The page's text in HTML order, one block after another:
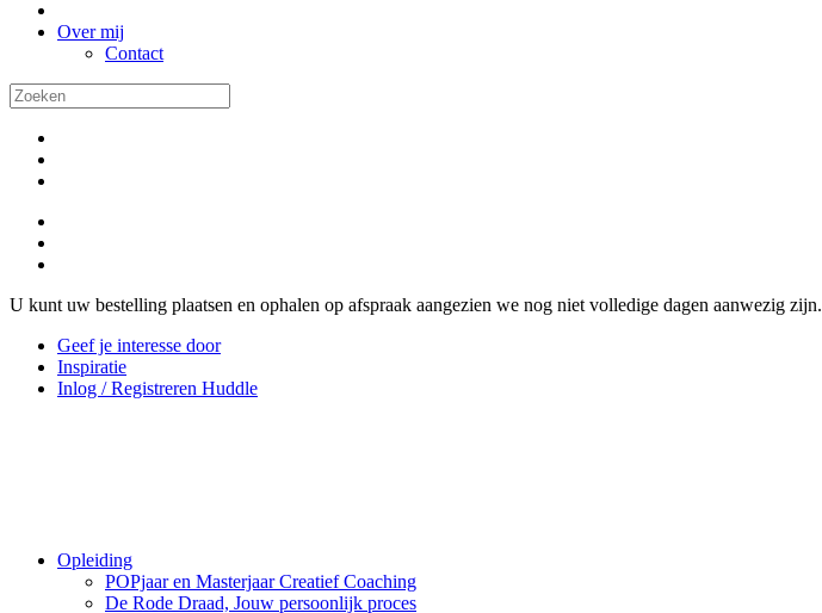
Over mij
Contact
U kunt uw bestelling plaatsen en ophalen op afspraak aangezien we nog niet volledige dagen aanwezig zijn.
Geef je interesse door
Inspiratie
Inlog / Registreren Huddle
Opleiding
POPjaar en Masterjaar Creatief Coaching
De Rode Draad, Jouw persoonlijk proces